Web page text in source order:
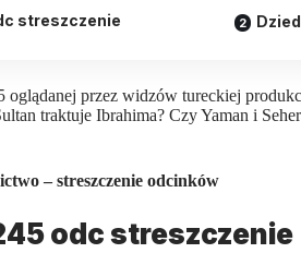
streszczenie
oglądanej przez widzów tureckiej
traktuje Ibrahima? Czy Yaman i
– streszczenie odcinków
odc streszczenie